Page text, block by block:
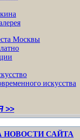
Москвы
искусства
НОВОСТИ САЙТА